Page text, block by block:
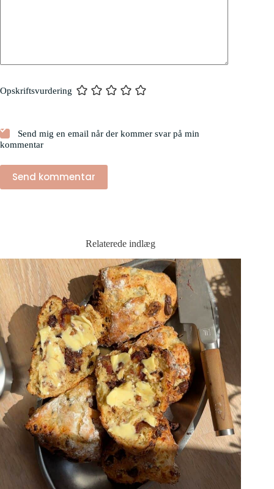
Opskriftsvurdering
Send mig en email når der kommer svar på min
kommentar
Send kommentar
Relaterede indlæg